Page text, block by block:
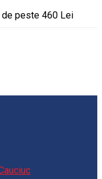
de peste 460 Lei